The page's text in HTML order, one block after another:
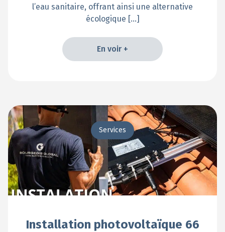
l’eau sanitaire, offrant ainsi une alternative
écologique […]
En voir +
Services
Installation photovoltaïque 66